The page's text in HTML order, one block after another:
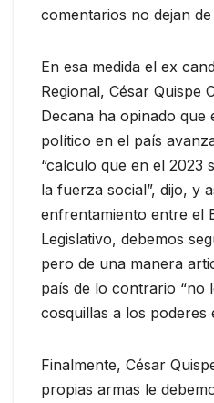
comentarios no dejan
En esa medida el ex
Regional, César Quispe
Decana ha opinado que
político en el país
“calculo que en el 2023
la fuerza social”, dijo, y
enfrentamiento entre el
Legislativo, debemos
pero de una manera
país de lo contrario “no
cosquillas a los poderes
Finalmente, César
propias armas le